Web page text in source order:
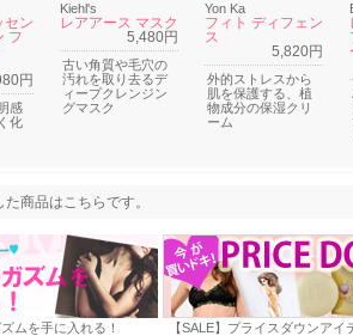
セン
フ
円
感
化
Kiehl's
レアアース マスク
5,480円
古い角質や毛穴の
汚れを取り去るデ
ィープクレンジン
グマスク
Yon Ka
フィト ディフェン
ス
5,820円
外的ストレスから
肌を保護する、植
物成分の保湿クリ
ーム
た商品
商品はこちらです。
ムを手に入れる！ 【SALE】プライスダウンアイ